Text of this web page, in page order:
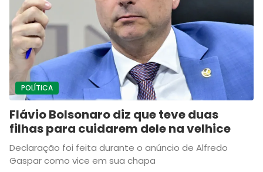
POLÍTICA
Flávio Bolsonaro diz que teve duas
filhas para cuidarem dele na velhice
Declaração foi feita durante o anúncio de Alfredo
Gaspar como vice em sua chapa